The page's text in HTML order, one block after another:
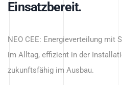
Intelligente
Einsatzbereit.
NEO CEE: Energieverteilung mit
im Alltag, effizient in der
zukunftsfähig im Ausbau.
Anwendungen – robust, IP-
zukunftsfähig.